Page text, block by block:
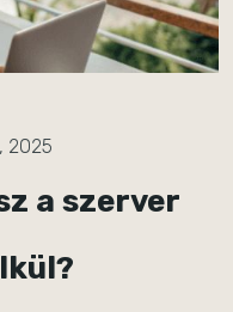
2025
a szerver